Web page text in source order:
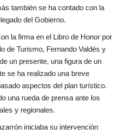
también se ha contado con la
del Gobierno.
la firma en el Libro de Honor por
de Turismo, Fernando Valdés y
un presente, una figura de un
se ha realizado una breve
aspectos del plan turístico.
una rueda de prensa ante los
y regionales.
iniciaba su intervención